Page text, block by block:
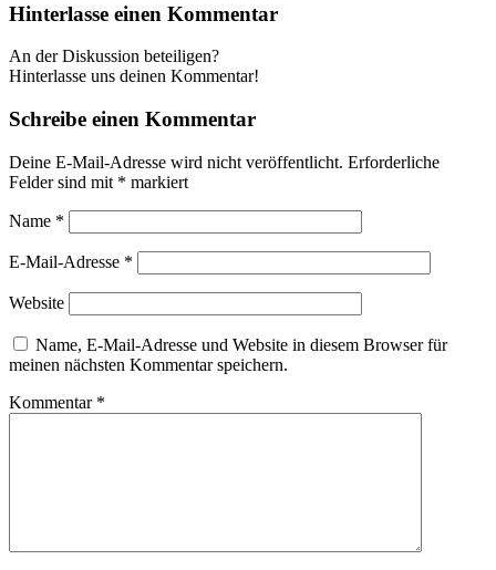
Hinterlasse einen Kommentar
An der Diskussion beteiligen?
Hinterlasse uns deinen Kommentar!
Schreibe einen Kommentar
Deine E-Mail-Adresse wird nicht veröffentlicht. Erforderliche
Felder sind mit * markiert
Name *
E-Mail-Adresse *
Website
Name, E-Mail-Adresse und Website in diesem Browser für
meinen nächsten Kommentar speichern.
Kommentar *